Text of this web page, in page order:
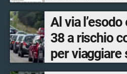
Al via
38 a rischio
per viaggiare